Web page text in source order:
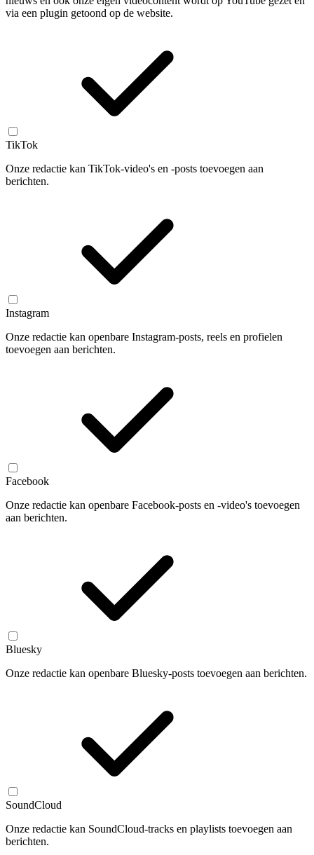
via een plugin getoond op de website.
TikTok
Onze redactie kan TikTok-video's en -posts toevoegen aan
berichten.
Instagram
Onze redactie kan openbare Instagram-posts, reels en profielen
toevoegen aan berichten.
Facebook
Onze redactie kan openbare Facebook-posts en -video's toevoegen
aan berichten.
Bluesky
Onze redactie kan openbare Bluesky-posts toevoegen aan berichten.
SoundCloud
Onze redactie kan SoundCloud-tracks en playlists toevoegen aan
berichten.